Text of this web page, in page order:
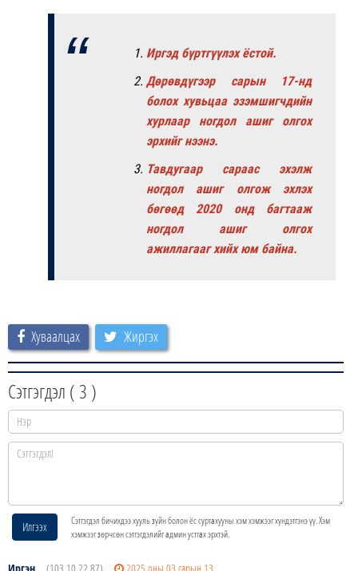
Иргэд бүртгүүлэх ёстой.
Дөрөвдүгээр сарын 17-нд
болох хувьцаа эзэмшигчдийн
хурлаар ногдол ашиг олгох
эрхийг нээнэ.
Тавдугаар сараас эхэлж
ногдол ашиг олгож эхлэх
бөгөөд 2020 онд багтааж
ногдол ашиг олгох
ажиллагааг хийх юм байна.
Хуваалцах Жиргэх
Сэтгэгдэл ( 3 )
Илгээх
Сэтгэгдэл бичихдээ хууль зүйн болон ёс суртахууны хэм хэмжээг хүндэтгэнэ үү. Хэм
хэмжээг зөрчсөн сэтгэгдэлийг админ устгах эрхтэй.
Иргэн (103.10.22.87) 2025 оны 03 сарын 13